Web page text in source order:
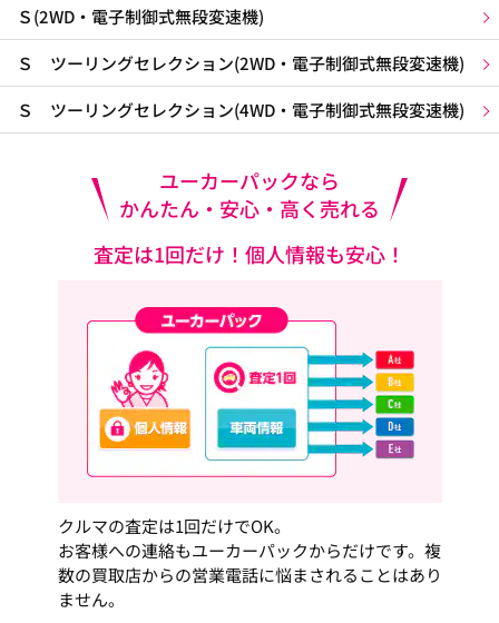
Ｓ(2WD・電子制御式無段変速機)
Ｓ ツーリングセレクション(2WD・電子制御式無段変速機)
Ｓ ツーリングセレクション(4WD・電子制御式無段変速機)
ユーカーパックなら
かんたん・安心・高く売れる
査定は1回だけ！個人情報も安心！
クルマの査定は1回だけでOK。
お客様への連絡もユーカーパックからだけです。複
数の買取店からの営業電話に悩まされることはあり
ません。